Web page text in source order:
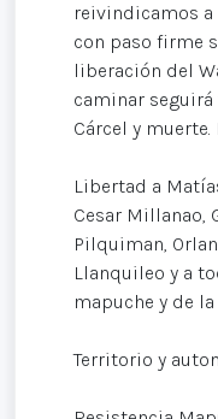
reivindicamos a
con paso firme
liberación del
caminar
Cárcel y
Libertad a
Cesar Millanao,
Pilquiman,
Llanquileo y a
mapuche y de
Territorio y